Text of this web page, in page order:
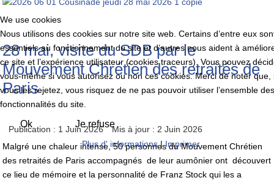
28 mai, visite du SDB par le
Mouvement Chrétien des retraités de
Paris
Publication : 1 Juin 2026
Mis à jour : 2 Juin 2026
Malgré une chaleur intense, 50 personnes du Mouvement Chrétien
des retraités de Paris accompagnés de leur aumônier ont découvert
ce lieu de mémoire et la personnalité de Franz Stock qui les a
We use cookies
Nous utilisons des cookies sur notre site web. Certains d’entre eux
essentiels au fonctionnement du site et d’autres nous aident à
ce site et l’expérience utilisateur (cookies traceurs). Vous pouvez
vous-même si vous autorisez ou non ces cookies. Merci de noter que,
vous les rejetez, vous risquez de ne pas pouvoir utiliser l’ensemble des
fonctionnalités du site.
Ok Je refuse
Plus d' informations|Imprimer